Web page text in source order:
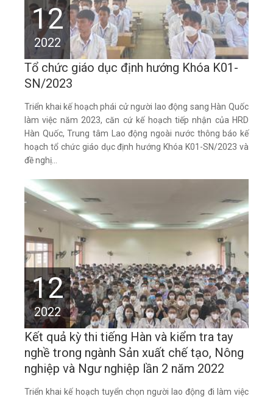
12
2022
Tổ chức giáo dục định hướng Khóa K01-
SN/2023
Triển khai kế hoạch phái cử người lao động sang Hàn Quốc
làm việc năm 2023, căn cứ kế hoạch tiếp nhận của HRD
Hàn Quốc, Trung tâm Lao động ngoài nước thông báo kế
hoạch tổ chức giáo dục định hướng Khóa K01-SN/2023 và
đề nghị...
12
2022
Kết quả kỳ thi tiếng Hàn và kiểm tra tay
nghề trong ngành Sản xuất chế tạo, Nông
nghiệp và Ngư nghiệp lần 2 năm 2022
Triển khai kế hoạch tuyển chọn người lao động đi làm việc